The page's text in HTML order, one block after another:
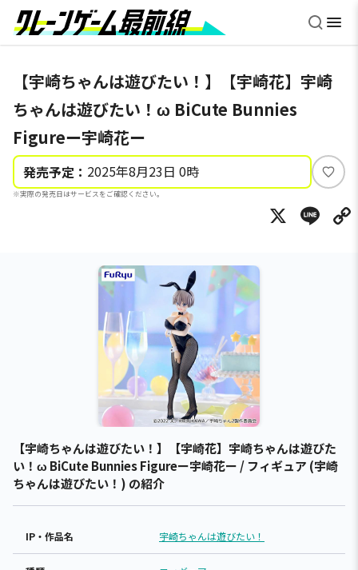
【宇崎ちゃんは遊びたい！】【宇崎花】宇崎
ちゃんは遊びたい！ω BiCute Bunnies
Figureー宇崎花ー
発売予定： 2025年8月23日 0時
※実際の発売日はサービスをご確認ください。
い
ね
X
【宇崎ちゃんは遊びたい！】【宇崎花】宇崎ちゃんは遊びた
い！ω BiCute Bunnies Figureー宇崎花ー / フィギュア (宇崎
ちゃんは遊びたい！) の紹介
IP・作品名 宇崎ちゃんは遊びたい！